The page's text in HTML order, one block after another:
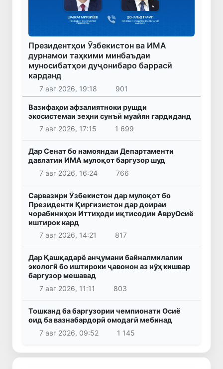
Президентҳои Ӯзбекистон ва ИМА
дурнамои таҳкими минбаъдаи
муносибатҳои дуҷонибаро баррасӣ
карданд
7 авг 2026, 19:18 901
Вазифаҳои афзалиятноки рушди
экосистемаи зеҳни сунъӣ муайян гардиданд
7 авг 2026, 17:15
1 699
Дар Сенат бо намояндаи Департаменти
давлатии ИМА мулоқот баргузор шуд
7 авг 2026, 16:24
766
Сарвазири Ӯзбекистон дар мулоқот бо
Президенти Қирғизистон дар доираи
чорабиниҳои Иттиҳоди иқтисодии АвруОсиё
иштирок кард
7 авг 2026, 14:21
817
Дар Қашқадарё анҷумани байналмилалии
экологӣ бо иштироки ҷавонон аз нӯҳ кишвар
баргузор мешавад
7 авг 2026, 11:11
803
Тошканд ба баргузории чемпионати Осиё
оид ба вазнабардорӣ омодагӣ мебинад
7 авг 2026, 09:52
1 145